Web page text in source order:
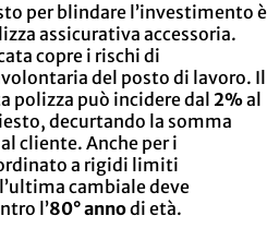
per blindare l’investimento è
assicurativa accessoria.
copre i rischi di
del posto di lavoro. Il
polizza può incidere dal 2%al
decurtando la somma
cliente. Anche per i
a rigidi limiti
cambiale deve
l’80° annodi età.